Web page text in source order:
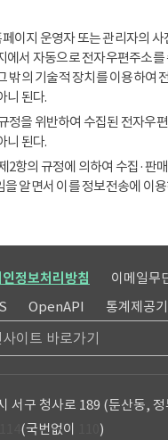
이지 운영자 또는 관리자의 사
에서 자동으로 전자우편주소를
밖의 기술적 장치를 이용하여
니 된다.
정을 위반하여 수집된 전자우
니 된다.
2항의 규정에 의하여 수집·판
알면서 이를 정보전송에 이
정보처리방침
이메일무
OpenAPI 통계제공
이트 바로가기
서구 청사로 189 (둔산동,
(국번없이 )